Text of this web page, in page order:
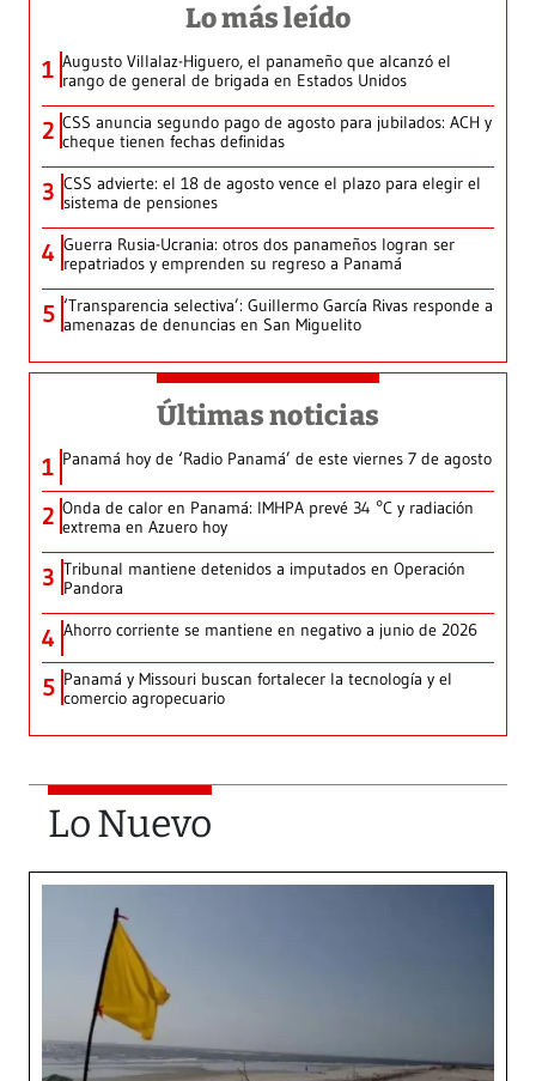
Lo más leído
1 Augusto Villalaz-Higuero, el panameño que alcanzó el
rango de general de brigada en Estados Unidos
2 CSS anuncia segundo pago de agosto para jubilados: ACH y
cheque tienen fechas definidas
3 CSS advierte: el 18 de agosto vence el plazo para elegir el
sistema de pensiones
4 Guerra Rusia-Ucrania: otros dos panameños logran ser
repatriados y emprenden su regreso a Panamá
5 ‘Transparencia selectiva’: Guillermo García Rivas responde a
amenazas de denuncias en San Miguelito
Últimas noticias
1 Panamá hoy de ‘Radio Panamá’ de este viernes 7 de agosto
2 Onda de calor en Panamá: IMHPA prevé 34 °C y radiación
extrema en Azuero hoy
3 Tribunal mantiene detenidos a imputados en Operación
Pandora
4 Ahorro corriente se mantiene en negativo a junio de 2026
5 Panamá y Missouri buscan fortalecer la tecnología y el
comercio agropecuario
Lo Nuevo